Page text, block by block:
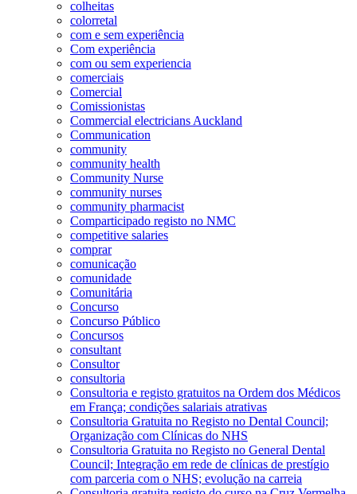
colheitas
colorretal
com e sem experiência
Com experiência
com ou sem experiencia
comerciais
Comercial
Comissionistas
Commercial electricians Auckland
Communication
community
community health
Community Nurse
community nurses
community pharmacist
Comparticipado registo no NMC
competitive salaries
comprar
comunicação
comunidade
Comunitária
Concurso
Concurso Público
Concursos
consultant
Consultor
consultoria
Consultoria e registo gratuitos na Ordem dos Médicos
em França; condições salariais atrativas
Consultoria Gratuita no Registo no Dental Council;
Organização com Clínicas do NHS
Consultoria Gratuita no Registo no General Dental
Council; Integração em rede de clínicas de prestígio
com parceria com o NHS; evolução na carreia